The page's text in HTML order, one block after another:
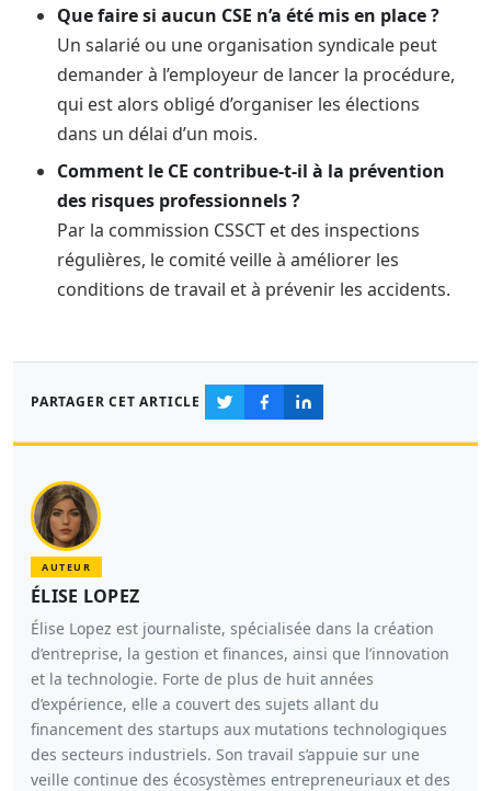
Que faire si aucun CSE n’a été mis en place ?
Un salarié ou une organisation syndicale peut
demander à l’employeur de lancer la procédure,
qui est alors obligé d’organiser les élections
dans un délai d’un mois.
Comment le CE contribue-t-il à la prévention
des risques professionnels ?
Par la commission CSSCT et des inspections
régulières, le comité veille à améliorer les
conditions de travail et à prévenir les accidents.
PARTAGER CET ARTICLE
AUTEUR
ÉLISE LOPEZ
Élise Lopez est journaliste, spécialisée dans la création
d’entreprise, la gestion et finances, ainsi que l’innovation
et la technologie. Forte de plus de huit années
d’expérience, elle a couvert des sujets allant du
financement des startups aux mutations technologiques
des secteurs industriels. Son travail s’appuie sur une
veille continue des écosystèmes entrepreneuriaux et des